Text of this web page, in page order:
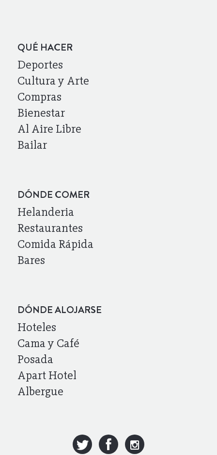
QUÉ HACER
Deportes
Cultura y Arte
Compras
Bienestar
Al Aire Libre
Bailar
DÓNDE COMER
Helanderia
Restaurantes
Comida Rápida
Bares
DÓNDE ALOJARSE
Hoteles
Cama y Café
Posada
Apart Hotel
Albergue